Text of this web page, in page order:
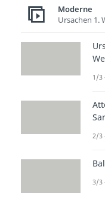
Dauer:
Dauer:
Moderne
Ursachen 1.
1/3
2/3
3/3